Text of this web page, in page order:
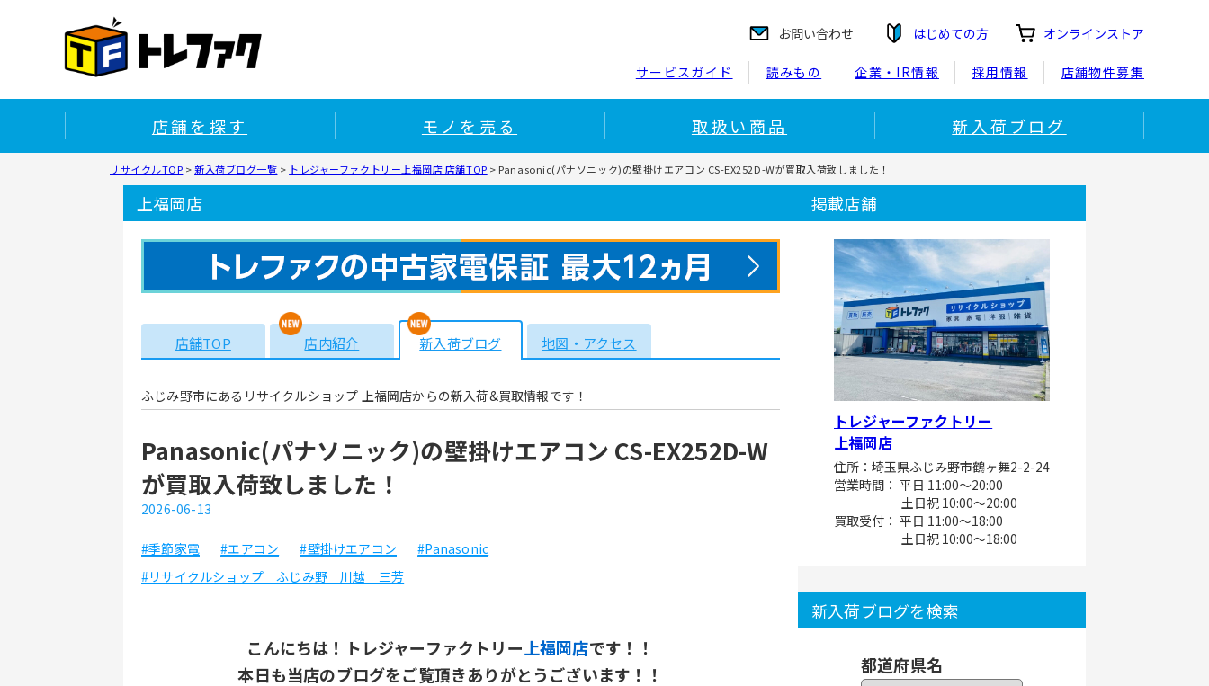
お問い合わせ はじめての方 オンラインストア
サービスガイド 読みもの 企業・IR情報 採用情報 店舗物件募集
店舗を探す モノを売る 取扱い商品 新入荷ブログ
リサイクルTOP >新入荷ブログ一覧 > トレジャーファクトリー上福岡店 店舗TOP > Panasonic(パナソニック)の壁掛けエアコン CS-EX252D-Wが買取入荷致しました！
上福岡店
店舗TOP 店内紹介 新入荷ブログ 地図・アクセス
ふじみ野市にあるリサイクルショップ 上福岡店からの新入荷&買取情報です！
Panasonic(パナソニック)の壁掛けエアコン CS-EX252D-W
が買取入荷致しました！
2026-06-13
#季節家電 #エアコン #壁掛けエアコン
#Panasonic
#リサイクルショップ ふじみ野 川越 三芳
こんにちは！トレジャーファクトリー上福岡店です！！
本日も当店のブログをご覧頂きありがとうございます！！
掲載店舗
トレジャーファクトリー
上福岡店
住所：埼玉県ふじみ野市鶴ヶ舞2-2-24
営業時間： 平日 11:00～20:00
土日祝 10:00～20:00
買取受付： 平日 11:00～18:00
土日祝 10:00～18:00
新入荷ブログを検索
都道府県名